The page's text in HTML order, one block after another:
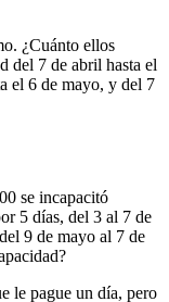
¿Cuánto ellos
del 7 de abril hasta el
el 6 de mayo, y del 7
se incapacitó
5 días, del 3 al 7 de
9 de mayo al 7 de
le pague un día, pero